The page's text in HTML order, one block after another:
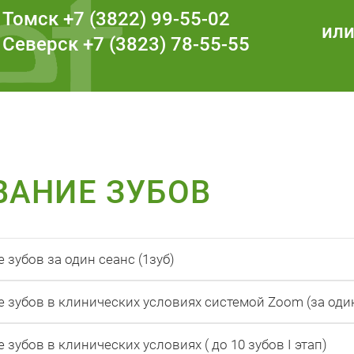
изменения цвета зубов являются
разделить на две группы:
препарата от 9% до 20%)
предпочтение отбеливающей системе
что помогает избежать
веществом в системе Opalescence
вкусовые добавки - нейтральные, банановые,
ТЕХНОЛОГИЯ
Томск +7 (3822) 99-55-02
Северск +7 (3823) 78-55-55
или
ЗУБОВ
за один сеанс (1зуб)
в клинических условиях системой Zoom (за
в клинических условиях ( до 10 зубов I этап)